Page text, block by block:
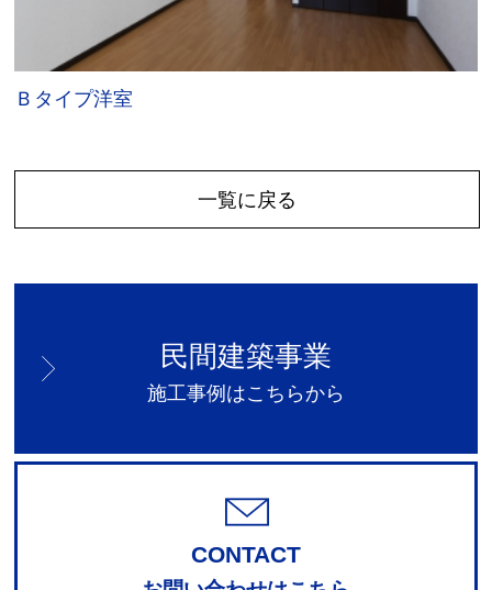
Ｂタイプ洋室
一覧に戻る
民間建築事業
施工事例はこちらから
CONTACT